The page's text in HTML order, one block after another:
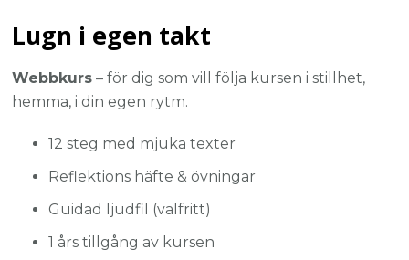
Lugn i egen takt
Webbkurs – för dig som vill följa kursen i stillhet,
hemma, i din egen rytm.
12 steg med mjuka texter
Reflektions häfte & övningar
Guidad ljudfil (valfritt)
1 års tillgång av kursen